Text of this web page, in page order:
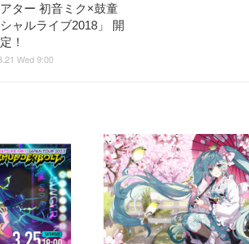
ター 初音ミク×鼓童
ャルライブ2018」 開
！
Wed 9:00